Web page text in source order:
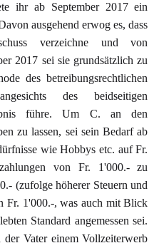
ihr ab September 2017 ein
ausgehend erwog es, dass
verzeichne und von
2017 sei sie grundsätzlich zu
des betreibungsrechtlichen
des beidseitigen
führe. Um C. an den
zu lassen, sei sein Bedarf ab
wie Hobbys etc. auf Fr.
von Fr. 1'000.- zu
(zufolge höherer Steuern und
Fr. 1'000.-, was auch mit Blick
Standard angemessen sei.
Vater einem Vollzeiterwerb